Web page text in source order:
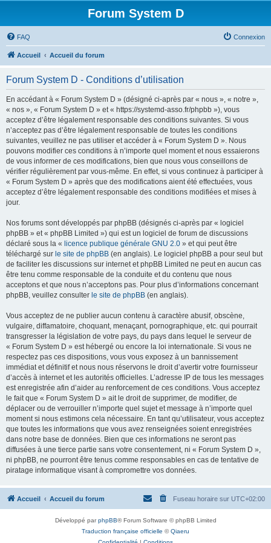
Forum System D
FAQ Connexion
Accueil Accueil du forum
Forum System D - Conditions d’utilisation
En accédant à « Forum System D » (désigné ci-après par « nous », « notre »,
« nos », « Forum System D » et « https://systemd-asso.fr/phpbb »), vous
acceptez d’être légalement responsable des conditions suivantes. Si vous
n’acceptez pas d’être légalement responsable de toutes les conditions
suivantes, veuillez ne pas utiliser et accéder à « Forum System D ». Nous
pouvons modifier ces conditions à n’importe quel moment et nous essaierons
de vous informer de ces modifications, bien que nous vous conseillons de
vérifier régulièrement par vous-même. En effet, si vous continuez à participer à
« Forum System D » après que des modifications aient été effectuées, vous
acceptez d’être légalement responsable des conditions modifiées et mises à
jour.
Nos forums sont développés par phpBB (désignés ci-après par « logiciel
phpBB » et « phpBB Limited ») qui est un logiciel de forum de discussions
déclaré sous la « licence publique générale GNU 2.0 » et qui peut être
téléchargé sur le site de phpBB (en anglais). Le logiciel phpBB a pour seul but
de faciliter les discussions sur internet et phpBB Limited ne peut en aucun cas
être tenu comme responsable de la conduite et du contenu que nous
acceptons et que nous n’acceptons pas. Pour plus d’informations concernant
phpBB, veuillez consulter le site de phpBB (en anglais).
Vous acceptez de ne publier aucun contenu à caractère abusif, obscène,
vulgaire, diffamatoire, choquant, menaçant, pornographique, etc. qui pourrait
transgresser la législation de votre pays, du pays dans lequel le serveur de
« Forum System D » est hébergé ou encore la loi internationale. Si vous ne
respectez pas ces dispositions, vous vous exposez à un bannissement
immédiat et définitif et nous nous réservons le droit d’avertir votre fournisseur
d’accès à internet et les autorités officielles. L’adresse IP de tous les messages
est enregistrée afin d’aider au renforcement de ces conditions. Vous acceptez
le fait que « Forum System D » ait le droit de supprimer, de modifier, de
déplacer ou de verrouiller n’importe quel sujet et message à n’importe quel
moment si nous estimons cela nécessaire. En tant qu’utilisateur, vous acceptez
que toutes les informations que vous avez renseignées soient enregistrées
dans notre base de données. Bien que ces informations ne seront pas
diffusées à une tierce partie sans votre consentement, ni « Forum System D »,
ni phpBB, ne pourront être tenus comme responsables en cas de tentative de
piratage informatique visant à compromettre vos données.
Accueil Accueil du forum Fuseau horaire sur UTC+02:00
Développé parphpBB® Forum Software © phpBB Limited
Traduction française officielle ©Qiaeru